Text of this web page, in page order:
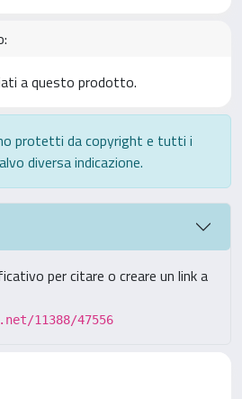
a questo prodotto.
protetti da copyright e tutti i
diversa indicazione.
per citare o creare un link a
11388/47556